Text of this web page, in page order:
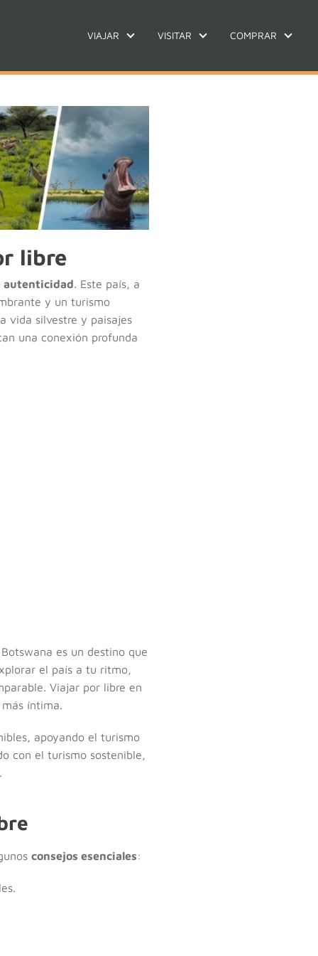
VIAJAR VISITAR COMPRAR
libre
autenticidad. Este país, a
y un turismo
vida silvestre y paisajes
una conexión profunda
es un destino que
el país a tu ritmo,
Viajar por libre en
íntima.
apoyando el turismo
con el turismo sostenible,
consejos esenciales: